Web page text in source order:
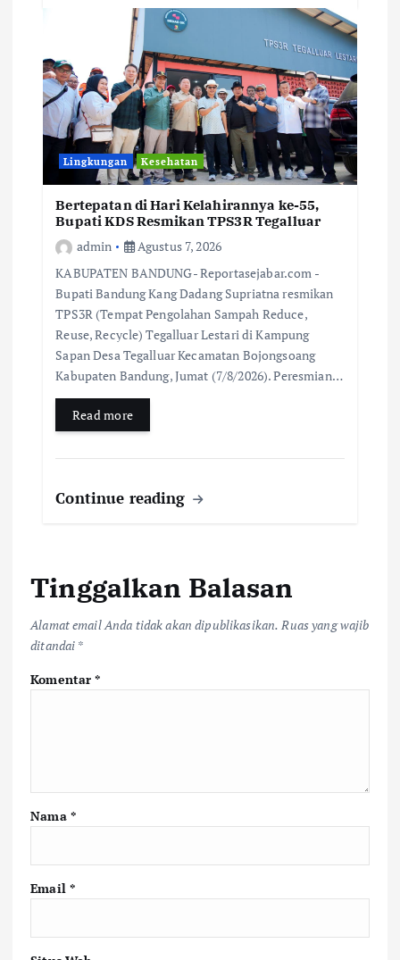
Lingkungan Kesehatan
Bertepatan di Hari Kelahirannya ke-55,
Bupati KDS Resmikan TPS3R Tegalluar
admin
Agustus 7, 2026
KABUPATEN BANDUNG- Reportasejabar.com -
Bupati Bandung Kang Dadang Supriatna resmikan
TPS3R (Tempat Pengolahan Sampah Reduce,
Reuse, Recycle) Tegalluar Lestari di Kampung
Sapan Desa Tegalluar Kecamatan Bojongsoang
Kabupaten Bandung, Jumat (7/8/2026). Peresmian…
Read more
Continue reading
Tinggalkan Balasan
Alamat email Anda tidak akan dipublikasikan. Ruas yang wajib
ditandai *
Komentar*
Nama *
Email *